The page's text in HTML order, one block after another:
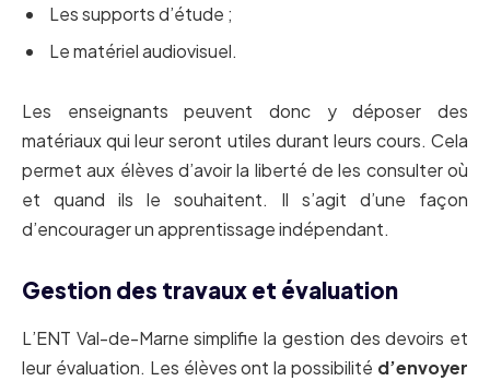
Les supports d’étude ;
Le matériel audiovisuel.
Les enseignants peuvent donc y déposer des
matériaux qui leur seront utiles durant leurs cours. Cela
permet aux élèves d’avoir la liberté de les consulter où
et quand ils le souhaitent. Il s’agit d’une façon
d’encourager un apprentissage indépendant.
Gestion des travaux et évaluation
L’ENT Val-de-Marne simplifie la gestion des devoirs et
leur évaluation. Les élèves ont la possibilité d’envoyer